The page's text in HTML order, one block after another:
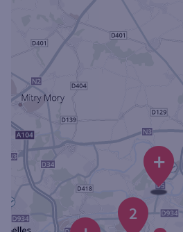
Autour de moi
ou
Ville / Code postal
Rechercher
+
2